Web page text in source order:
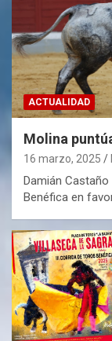
ACTUALIDAD
Molina
16 marzo, 2025
Damián
Benéfica en